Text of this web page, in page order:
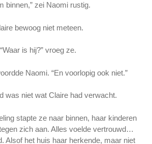
binnen,” zei Naomi rustig.
bewoog niet meteen.
“Waar is hij?” vroeg ze.
Naomi. “En voorlopig ook niet.”
was niet wat Claire had verwacht.
stapte ze naar binnen, haar kinderen
zich aan. Alles voelde vertrouwd…
Alsof het huis haar herkende, maar niet